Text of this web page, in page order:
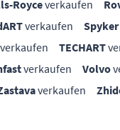
Royceverkaufen
verkaufen Spyker
verkaufen TECHART
verkaufen Volvo
verkaufen